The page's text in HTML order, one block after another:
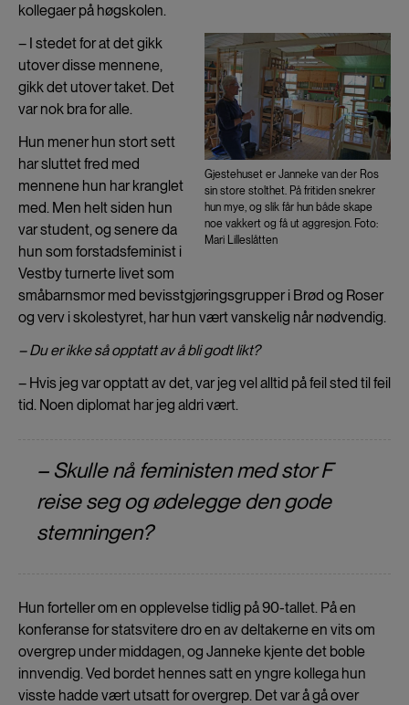
kollegaer på høgskolen.
Gjestehuset er Janneke van der Ros
sin store stolthet. På fritiden snekrer
hun mye, og slik får hun både skape
noe vakkert og få ut aggresjon. Foto:
Mari Lilleslåtten
– I stedet for at det gikk
utover disse mennene,
gikk det utover taket. Det
var nok bra for alle.
Hun mener hun stort sett
har sluttet fred med
mennene hun har kranglet
med. Men helt siden hun
var student, og senere da
hun som forstadsfeminist i
Vestby turnerte livet som
småbarnsmor med bevisstgjøringsgrupper i Brød og Roser
og verv i skolestyret, har hun vært vanskelig når nødvendig.
– Du er ikke så opptatt av å bli godt likt?
– Hvis jeg var opptatt av det, var jeg vel alltid på feil sted til feil
tid. Noen diplomat har jeg aldri vært.
– Skulle nå feministen med stor F
reise seg og ødelegge den gode
stemningen?
Hun forteller om en opplevelse tidlig på 90-tallet. På en
konferanse for statsvitere dro en av deltakerne en vits om
overgrep under middagen, og Janneke kjente det boble
innvendig. Ved bordet hennes satt en yngre kollega hun
visste hadde vært utsatt for overgrep. Det var å gå over